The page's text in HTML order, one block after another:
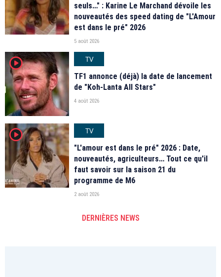
seuls…" : Karine Le Marchand dévoile les
nouveautés des speed dating de "L'Amour
est dans le pré" 2026
5 août 2026
player2
TV
TF1 annonce (déjà) la date de lancement
de "Koh-Lanta All Stars"
4 août 2026
player2
TV
"L'amour est dans le pré" 2026 : Date,
nouveautés, agriculteurs… Tout ce qu'il
faut savoir sur la saison 21 du
programme de M6
2 août 2026
DERNIÈRES NEWS